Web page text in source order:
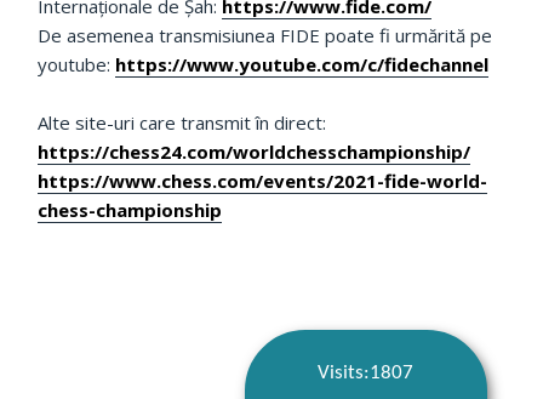
Internaționale de Șah: https://www.fide.com/
De asemenea transmisiunea FIDE poate fi urmărită pe
youtube: https://www.youtube.com/c/fidechannel
Alte site-uri care transmit în direct:
https://chess24.com/worldchesschampionship/
https://www.chess.com/events/2021-fide-world-
chess-championship
Visits:1807